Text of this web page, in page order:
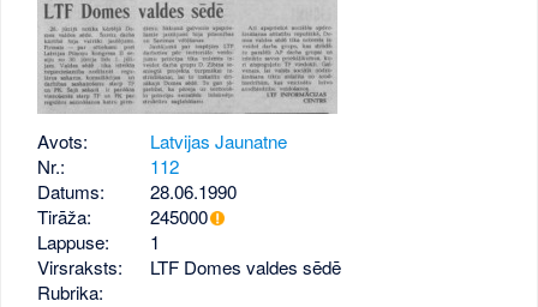
Avots:
Latvijas Jaunatne
Nr.:
112
Datums:
28.06.1990
Tirāža:
245000
Lappuse:
1
Virsraksts:
LTF Domes valdes sēdē
Rubrika: